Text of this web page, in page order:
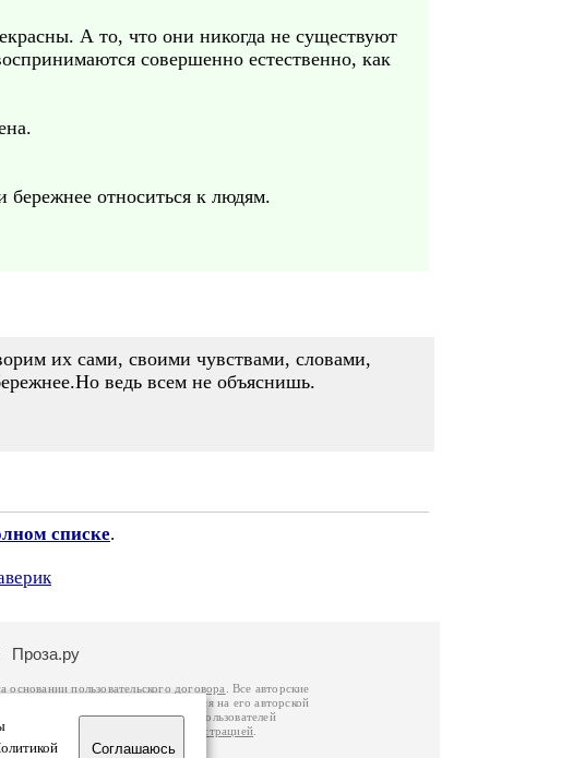
А то, что они никогда не существуют
совершенно естественно, как
бережнее относиться к людям.
их сами, своими чувствами, словами,
ведь всем не объяснишь.
списке.
Соглашаюсь
Проза.ру
основаниипользовательского договора
. Все авторские
к которому вы можете обратиться на его авторской
Российской Федерации. Данные пользователей
о портале связаться с администрацией